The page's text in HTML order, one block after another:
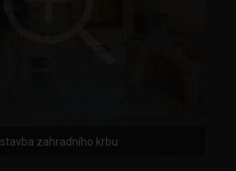
stavba zahradního krbu